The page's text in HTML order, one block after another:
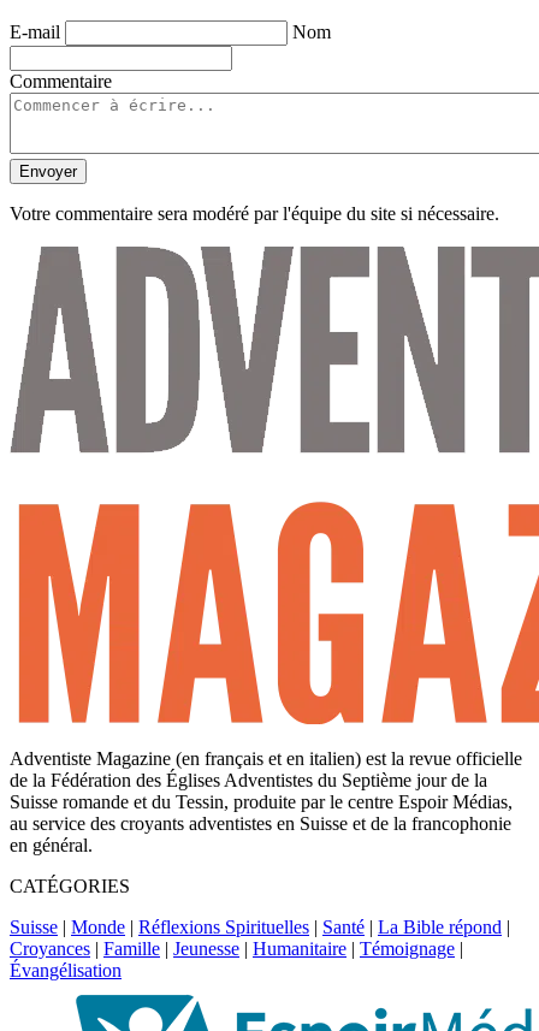
E-mail Nom
Commentaire
Envoyer
Votre commentaire sera modéré par l'équipe du site si nécessaire.
Adventiste Magazine (en français et en italien) est la revue officielle
de la Fédération des Églises Adventistes du Septième jour de la
Suisse romande et du Tessin, produite par le centre Espoir Médias,
au service des croyants adventistes en Suisse et de la francophonie
en général.
CATÉGORIES
Suisse | Monde | Réflexions Spirituelles | Santé | La Bible répond |
Croyances | Famille | Jeunesse | Humanitaire | Témoignage |
Évangélisation